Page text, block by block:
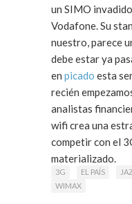
un SIMO invadido por la publicidad de
Vodafone. Su stand, ubicado cerca del
nuestro, parece una ciudad.
debe estar ya
en picado esta semana. No
recién
analistas
wifi crea una
competir con el
materializado.
3G EL PAÍS
WIMAX